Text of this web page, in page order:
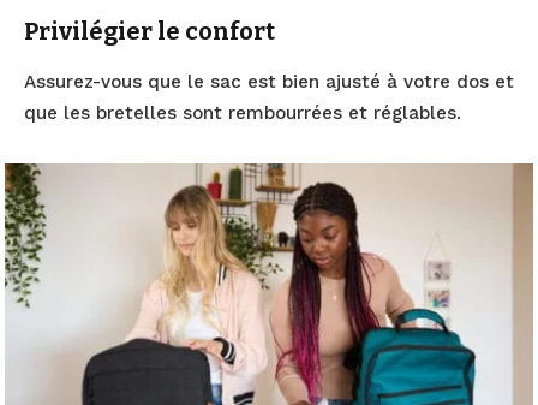
Privilégier le confort
Assurez-vous que le sac est bien ajusté à votre dos et
que les bretelles sont rembourrées et réglables.